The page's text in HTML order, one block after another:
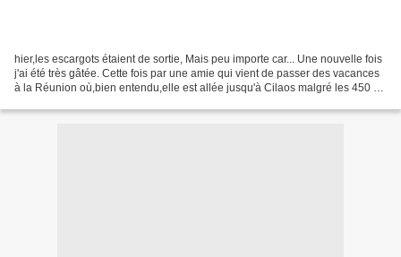
hier,les escargots étaient de sortie, Mais peu importe car... Une nouvelle fois
j'ai été très gâtée. Cette fois par une amie qui vient de passer des vacances
à la Réunion où,bien entendu,elle est allée jusqu'à Cilaos malgré les 450 (et